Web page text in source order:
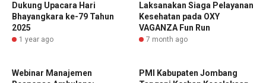
Dukung Upacara Hari
Bhayangkara ke-79 Tahun
2025
1 year ago
Laksanakan Siaga Pelayanan
Kesehatan pada OXY
VAGANZA Fun Run
7 month ago
Webinar Manajemen
PMI Kabupaten Jombang